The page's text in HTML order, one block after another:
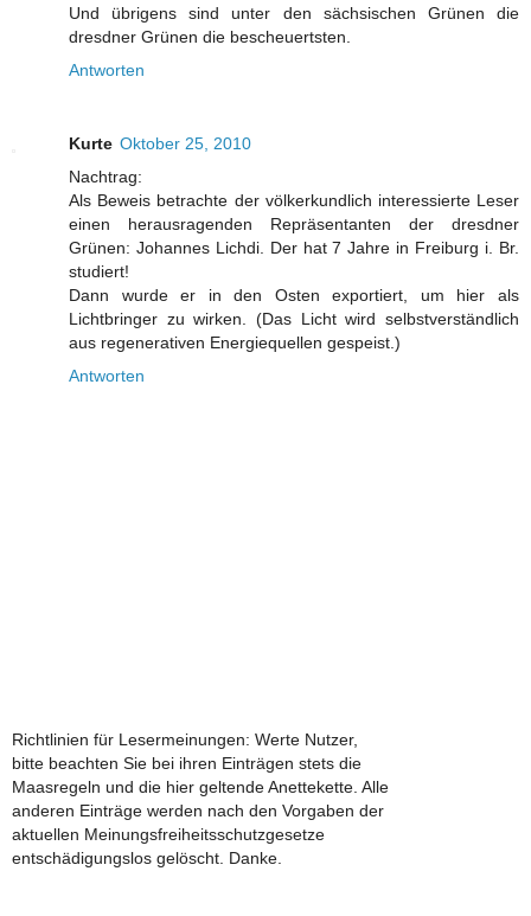
Und übrigens sind unter den sächsischen Grünen die
dresdner Grünen die bescheuertsten.
Antworten
Kurte Oktober 25, 2010
Nachtrag:
Als Beweis betrachte der völkerkundlich interessierte Leser
einen herausragenden Repräsentanten der dresdner
Grünen: Johannes Lichdi. Der hat 7 Jahre in Freiburg i. Br.
studiert!
Dann wurde er in den Osten exportiert, um hier als
Lichtbringer zu wirken. (Das Licht wird selbstverständlich
aus regenerativen Energiequellen gespeist.)
Antworten
Richtlinien für Lesermeinungen: Werte Nutzer,
bitte beachten Sie bei ihren Einträgen stets die
Maasregeln und die hier geltende Anettekette. Alle
anderen Einträge werden nach den Vorgaben der
aktuellen Meinungsfreiheitsschutzgesetze
entschädigungslos gelöscht. Danke.